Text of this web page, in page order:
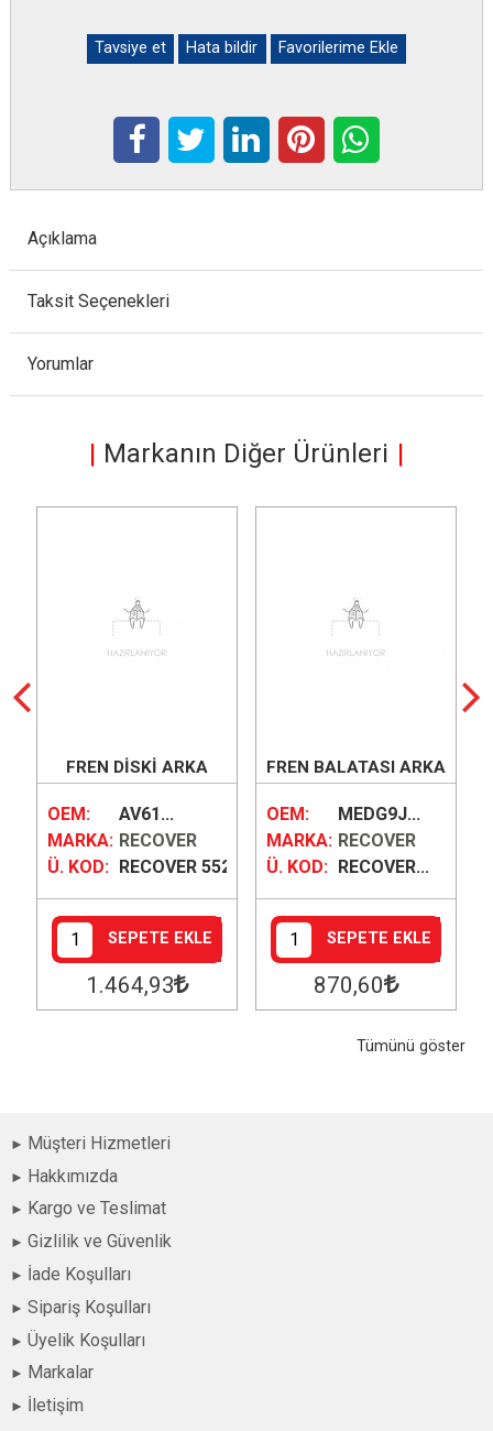
Tavsiye et Hata bildir Favorilerime Ekle
Açıklama
Taksit Seçenekleri
Yorumlar
Markanın Diğer Ürünleri
FREN DİSKİ ARKA
OEM:
AV61...
MARKA: RECOVER
Ü. KOD:
RECOVER 5528
SEPETE EKLE
1.464,93
FREN BALATASI ARKA
OEM:
MEDG9J...
MARKA: RECOVER
Ü. KOD:
RECOVER...
SEPETE EKLE
870,60
Tümünü göster
Müşteri Hizmetleri
Hakkımızda
Kargo ve Teslimat
Gizlilik ve Güvenlik
İade Koşulları
Sipariş Koşulları
Üyelik Koşulları
Markalar
İletişim